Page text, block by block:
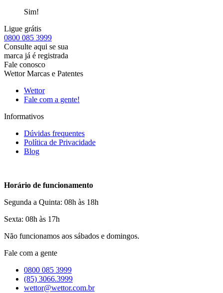
Sim!
Ligue grátis
0800 085 3999
Consulte aqui se sua
marca já é registrada
Fale conosco
Wettor Marcas e Patentes
Wettor
Fale com a gente!
Informativos
Dúvidas frequentes
Política de Privacidade
Blog
Horário de funcionamento
Segunda a Quinta: 08h às 18h
Sexta: 08h às 17h
Não funcionamos aos sábados e domingos.
Fale com a gente
0800 085 3999
(85) 3066.3999
wettor@wettor.com.br